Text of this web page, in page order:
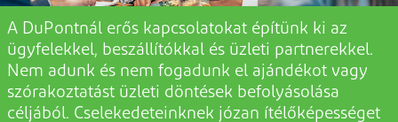
A DuPontnál erős kapcsolatokat építünk ki az
ügyfelekkel, beszállítókkal és üzleti partnerekkel.
Nem adunk és nem fogadunk el ajándékot vagy
szórakoztatást üzleti döntések befolyásolása
céljából. Cselekedeteinknek józan ítélőképességet